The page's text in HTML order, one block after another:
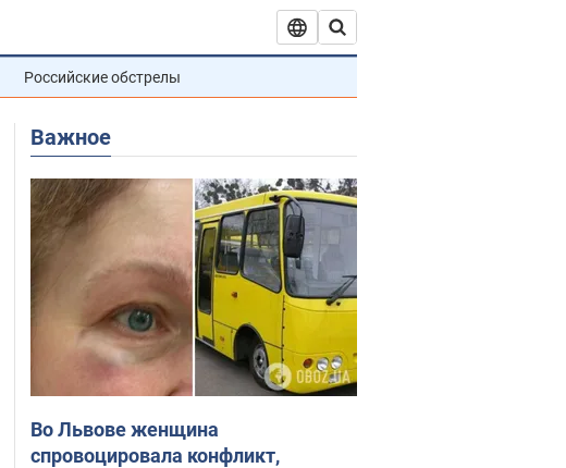
Российские обстрелы
Важное
Во Львове женщина
спровоцировала конфликт,